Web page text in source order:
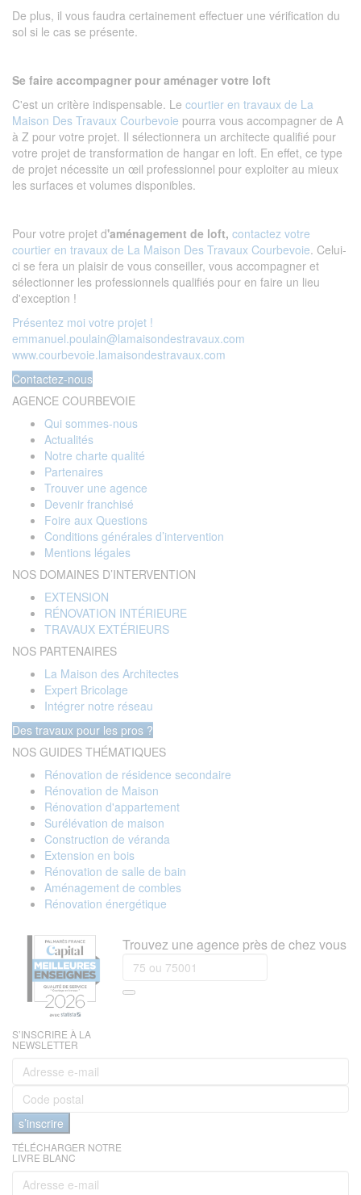
De plus, il vous faudra certainement effectuer une vérification du
sol si le cas se présente.
Se faire accompagner pour aménager votre loft
C'est un critère indispensable. Le courtier en travaux de La
Maison Des Travaux Courbevoie pourra vous accompagner de A
à Z pour votre projet. Il sélectionnera un architecte qualifié pour
votre projet de transformation de hangar en loft. En effet, ce type
de projet nécessite un œil professionnel pour exploiter au mieux
les surfaces et volumes disponibles.
Pour votre projet d'aménagement de loft, contactez votre
courtier en travaux de La Maison Des Travaux Courbevoie. Celui-
ci se fera un plaisir de vous conseiller, vous accompagner et
sélectionner les professionnels qualifiés pour en faire un lieu
d'exception !
Présentez moi votre projet !
emmanuel.poulain@lamaisondestravaux.com​
www.courbevoie.lamaisondestravaux.com
Contactez-nous
AGENCE COURBEVOIE
Qui sommes-nous
Actualités
Notre charte qualité
Partenaires
Trouver une agence
Devenir franchisé
Foire aux Questions
Conditions générales d’intervention
Mentions légales
NOS DOMAINES D’INTERVENTION
EXTENSION
RÉNOVATION INTÉRIEURE
TRAVAUX EXTÉRIEURS
NOS PARTENAIRES
La Maison des Architectes
Expert Bricolage
Intégrer notre réseau
Des travaux pour les pros ?
NOS GUIDES THÉMATIQUES
Rénovation de résidence secondaire
Rénovation de Maison
Rénovation d'appartement
Surélévation de maison
Construction de véranda
Extension en bois
Rénovation de salle de bain
Aménagement de combles
Rénovation énergétique
Trouvez une agence près de chez vous
S’INSCRIRE À LA
NEWSLETTER
s’inscrire
TÉLÉCHARGER NOTRE
LIVRE BLANC